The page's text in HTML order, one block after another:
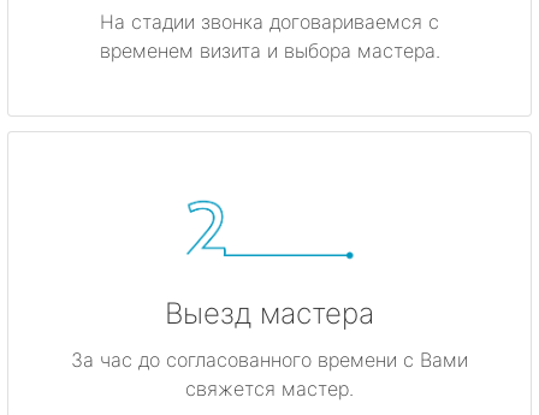
На стадии звонка договариваемся с
временем визита и выбора мастера.
Выезд мастера
За час до согласованного времени с Вами
свяжется мастер.